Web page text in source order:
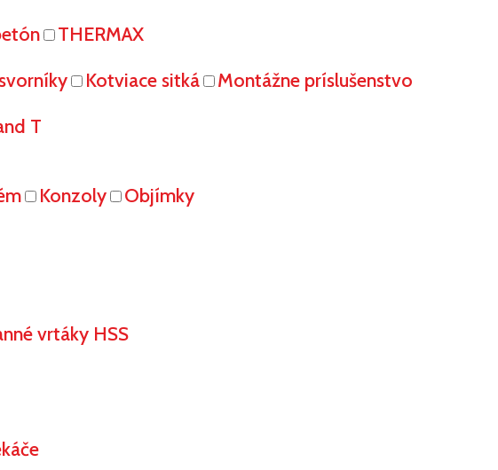
THERMAX
Kotviace sitká
Montážne príslušenstvo
T
Konzoly
Objímky
vrtáky HSS